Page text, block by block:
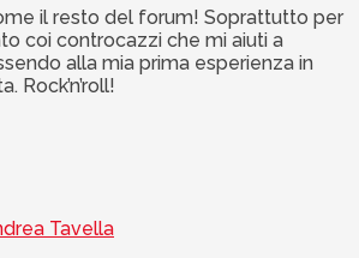
il resto del forum! Soprattutto per
coi controcazzi che mi aiuti a
alla mia prima esperienza in
Rock’n’roll!
Tavella